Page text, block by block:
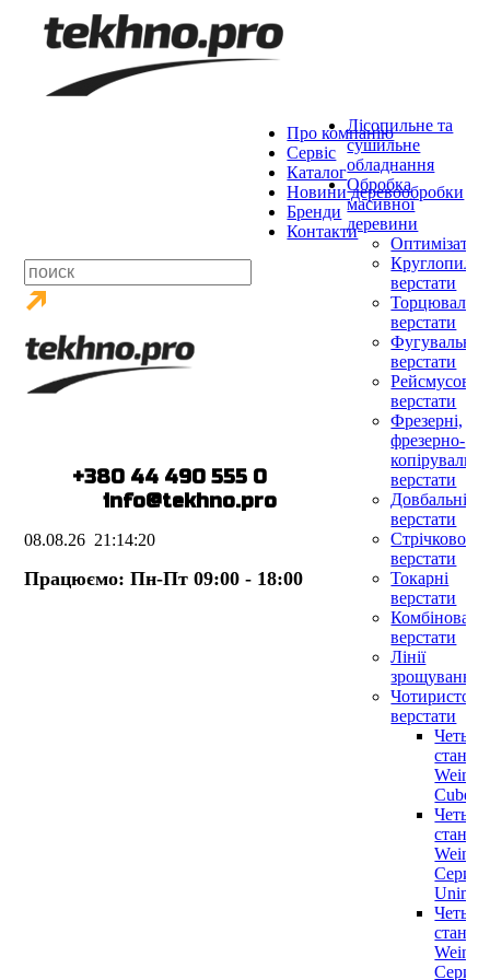
Про компанію
Сервіс
Каталог
Новини деревообробки
Бренди
Контакти
+380 44 490 555 0
info@tekhno.pro
08.08.26 21:14:20
Працюємо: Пн-Пт 09:00 - 18:00
Лісопильне та
сушильне
обладнання
Обробка
масивної
деревини
верстати
Торцювальні
верстати
Фугувальні
верстати
Рейсмусові
верстати
Фрезерні,
фрезерно-
копірувальні
верстати
Довбальні
верстати
верстати
Токарні
верстати
Комбіновані
верстати
Лінії
зрощування
верстати
станки
Weinig
Cube
станки
Weinig
Серии
Unimat
станки
Weinig
Серии